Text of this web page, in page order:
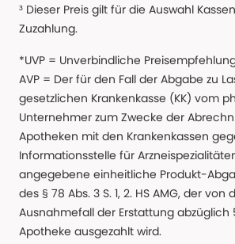
³ Dieser Preis gilt für die Auswahl
Zuzahlung.
*UVP = Unverbindliche
AVP = Der für den Fall der Abgabe zu
gesetzlichen Krankenkasse (KK) vom
Unternehmer zum Zwecke der
Apotheken mit den Krankenkassen
Informationsstelle für
angegebene einheitliche Produkt-
des § 78 Abs. 3 S. 1, 2. HS AMG, der von
Ausnahmefall der Erstattung abzüglich
Apotheke ausgezahlt wird.